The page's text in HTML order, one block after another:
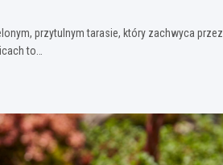
przytulnym tarasie, który zachwyca przez
to…